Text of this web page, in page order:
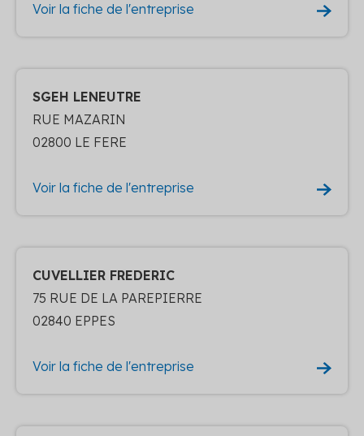
Voir la fiche de l'entreprise
SGEH LENEUTRE
RUE MAZARIN
02800 LE FERE
Voir la fiche de l'entreprise
CUVELLIER FREDERIC
75 RUE DE LA PAREPIERRE
02840 EPPES
Voir la fiche de l'entreprise